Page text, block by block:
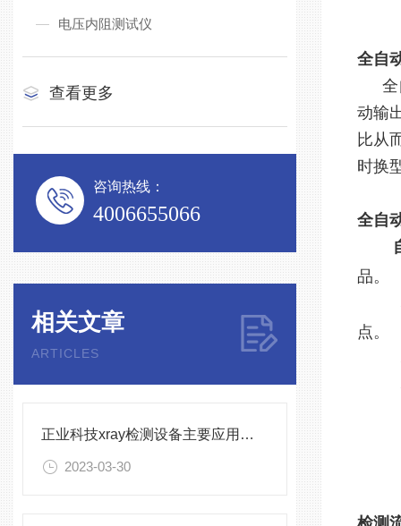
电压内阻测试仪
查看更多
咨询热线：
4006655066
相关文章
ARTICLES
正业科技xray检测设备主要应用在哪些方面？
2023-03-30
全自
动输
比从
时换
全自
品。
点。